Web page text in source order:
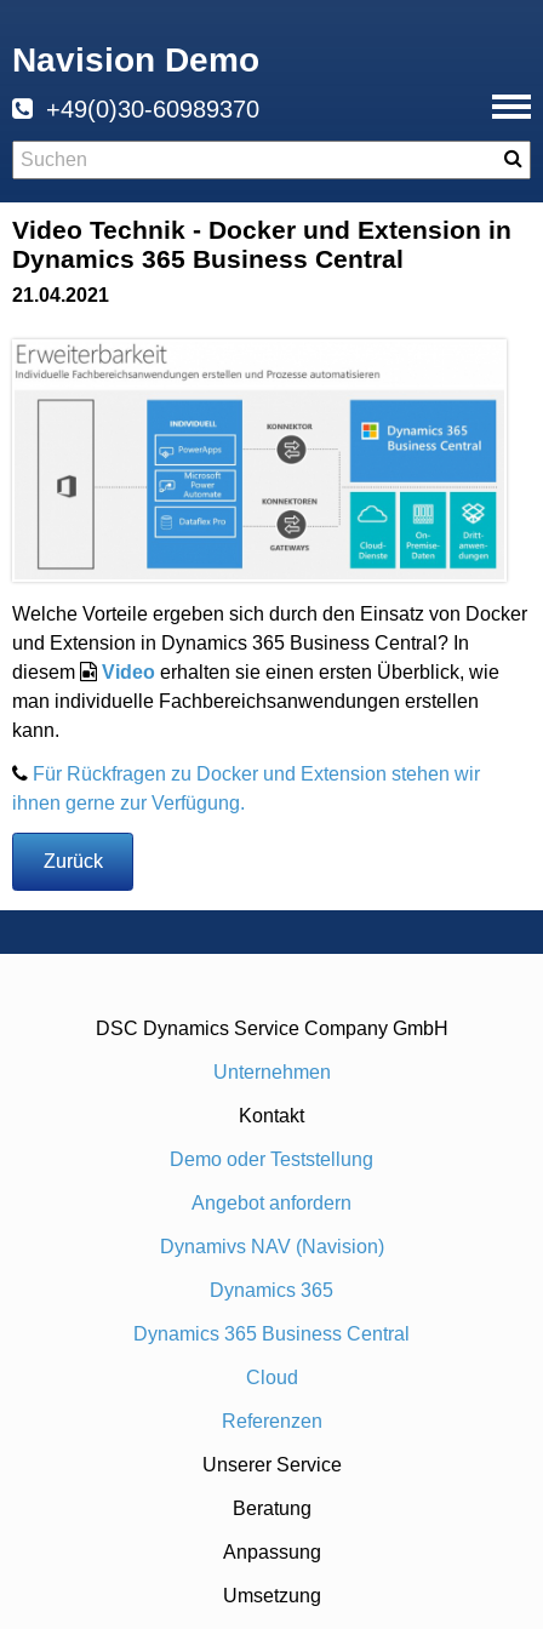
Navision Demo
+49(0)30-60989370
Video Technik - Docker und Extension in
Dynamics 365 Business Central
21.04.2021
Welche Vorteile ergeben sich durch den Einsatz von Docker
und Extension in Dynamics 365 Business Central? In
diesem
Video erhalten sie einen ersten Überblick, wie
man individuelle Fachbereichsanwendungen erstellen
kann.
Für Rückfragen zu Docker und Extension stehen wir
ihnen gerne zur Verfügung.
Zurück
DSC Dynamics Service Company GmbH
Unternehmen
Kontakt
Demo oder Teststellung
Angebot anfordern
Dynamivs NAV (Navision)
Dynamics 365
Dynamics 365 Business Central
Cloud
Referenzen
Unserer Service
Beratung
Anpassung
Umsetzung